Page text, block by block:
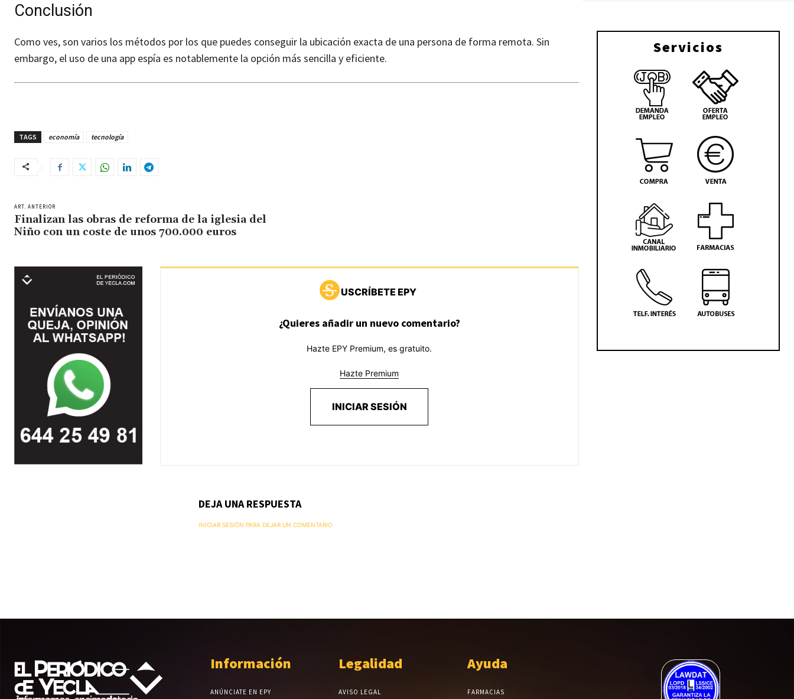
Conclusión
Como ves, son varios los métodos por los que puedes conseguir la ubicación exacta de una persona de forma remota. Sin
embargo, el uso de una app espía es notablemente la opción más sencilla y eficiente.
TAGS economía tecnología
ART. ANTERIOR
Finalizan las obras de reforma de la iglesia del
Niño con un coste de unos 700.000 euros
USCRÍBETE EPY
¿Quieres añadir un nuevo comentario?
Hazte EPY Premium, es gratuito.
Hazte Premium
INICIAR SESIÓN
DEJA UNA RESPUESTA
INICIAR SESIÓN PARA DEJAR UN COMENTARIO
Servicios
Información
ANÚNCIATE EN EPY
Legalidad
AVISO LEGAL
Ayuda
FARMACIAS